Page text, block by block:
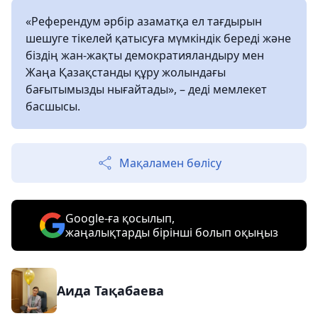
«Референдум әрбір азаматқа ел тағдырын
шешуге тікелей қатысуға мүмкіндік береді және
біздің жан-жақты демократияландыру мен
Жаңа Қазақстанды құру жолындағы
бағытымызды нығайтады», – деді мемлекет
басшысы.
Мақаламен бөлісу
Google-ға қосылып,
жаңалықтарды бірінші болып оқыңыз
Аида Тақабаева